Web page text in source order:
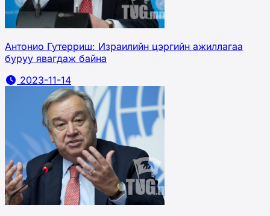
Антонио Гутерриш: Израилийн цэргийн ажиллагаа
буруу явагдаж байна
2023-11-14